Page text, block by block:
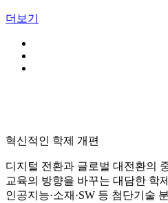
더보기
혁신적인 학제 개편
디지털 전환과 글로벌 대전환의
교육의 방향을 바꾸는 대담한 학
인공지능·소재·SW 등 첨단기술